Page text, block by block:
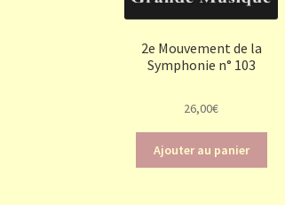
2e Mouvement de la
Symphonie n° 103
26,00€
Ajouter au panier